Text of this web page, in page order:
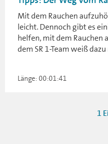
Mit dem Rauchen
leicht. Dennoch gibt es
helfen, mit dem Rauchen
dem SR 1-Team weiß
Länge: 00:01:41
1